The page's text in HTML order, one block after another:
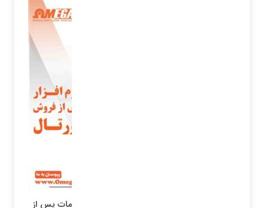
نرم افزار امگا بهترین و کاملترین نرم افزار خدمات پس از